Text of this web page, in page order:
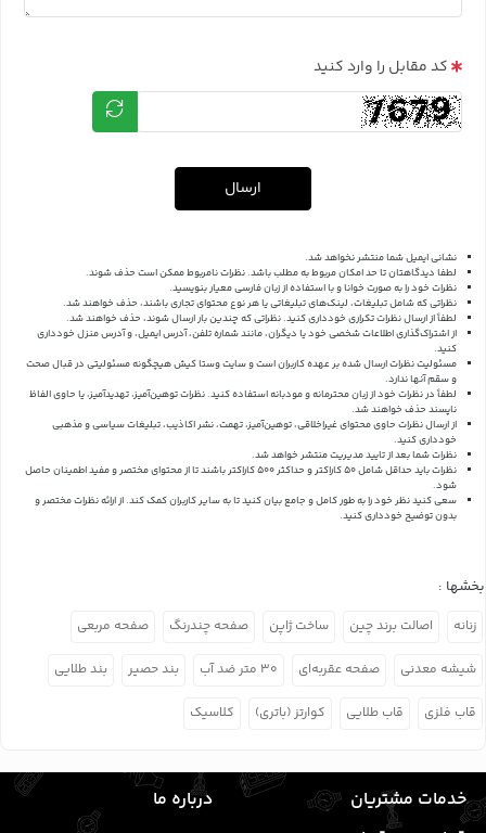
کد مقابل را وارد کنید
ارسال
نشانی ایمیل شما منتشر نخواهد شد.
لطفا دیدگاهتان تا حد امکان مربوط به مطلب باشد. نظرات نامربوط ممکن است حذف شوند.
نظرات خود را به صورت خوانا و با استفاده از زبان فارسی معیار بنویسید.
نظراتی که شامل تبلیغات، لینک‌های تبلیغاتی یا هر نوع محتوای تجاری باشند، حذف خواهند شد.
لطفاً از ارسال نظرات تکراری خودداری کنید. نظراتی که چندین بار ارسال شوند، حذف خواهند شد.
از اشتراک‌گذاری اطلاعات شخصی خود یا دیگران، مانند شماره تلفن، آدرس ایمیل، و آدرس منزل خودداری
کنید.
مسئولیت نظرات ارسال شده بر عهده کاربران است و سایت وستا کیش هیچگونه مسئولیتی در قبال صحت
و سقم آنها ندارد.
لطفاً در نظرات خود از زبان محترمانه و مودبانه استفاده کنید. نظرات توهین‌آمیز، تهدیدآمیز، یا حاوی الفاظ
ناپسند حذف خواهند شد.
از ارسال نظرات حاوی محتوای غیراخلاقی، توهین‌آمیز، تهمت، نشر اکاذیب، تبلیغات سیاسی و مذهبی
خودداری کنید.
نظرات شما بعد از تایید مدیریت منتشر خواهد شد.
نظرات باید حداقل شامل 50 کاراکتر و حداکثر 500 کاراکتر باشند تا از محتوای مختصر و مفید اطمینان حاصل
شود.
سعی کنید نظر خود را به طور کامل و جامع بیان کنید تا به سایر کاربران کمک کند.از ارائه نظرات مختصر و
بدون توضیح خودداری کنید.
بخشها :
زنانه اصالت برند چین ساخت ژاپن صفحه چندرنگ صفحه مربعی
شیشه معدنی صفحه عقربه‌ای ۳۰ متر ضد آب بند حصیر بند طلایی
قاب فلزی قاب طلایی کوارتز (باتری) کلاسیک
خدمات مشتریان
درباره ما